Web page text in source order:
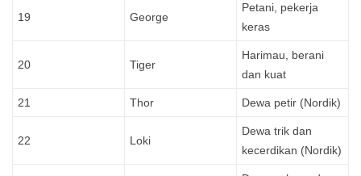
19 George
Petani, pekerja
keras
20 Tiger
Harimau, berani
dan kuat
21 Thor Dewa petir (Nordik)
22 Loki
Dewa trik dan
kecerdikan (Nordik)